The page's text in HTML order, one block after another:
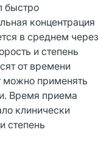
быстро
концентрация
в среднем через
и степень
от времени
можно применять
Время приема
клинически
степень